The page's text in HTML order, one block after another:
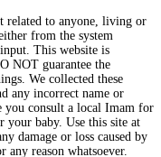
related to anyone, living or
from the system
This website is
NOT guarantee the
We collected these
any incorrect name or
you consult a local Imam for
your baby. Use this site at
damage or loss caused by
reason whatsoever.